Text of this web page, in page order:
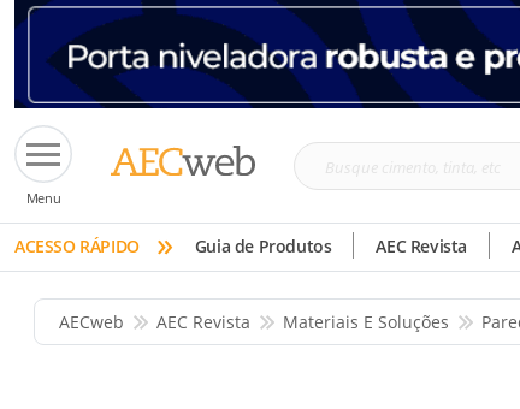
Menu
Busque
tinta,
etc
ACESSO RÁPIDO » Guia de Produtos AEC Revista
AECweb AEC Revista Materiais E Soluções